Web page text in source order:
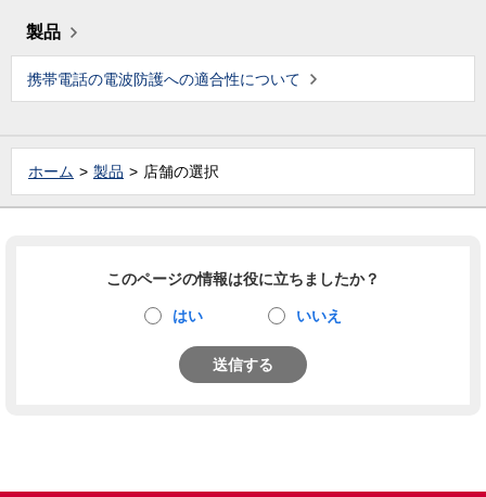
製品
携帯電話の電波防護への適合性について
ホーム 製品 店舗の選択
このページの情報は役に立ちましたか？
はい いいえ
送信する